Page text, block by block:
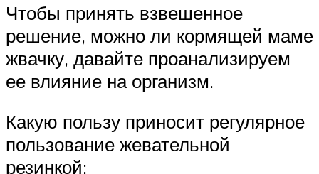
Чтобы принять взвешенное
решение, можно ли кормящей маме
жвачку, давайте проанализируем
ее влияние на организм.
Какую пользу приносит регулярное
пользование жевательной
резинкой: